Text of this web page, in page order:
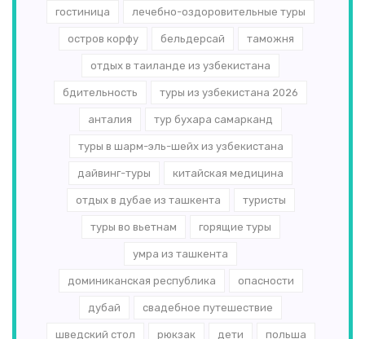
гостиница лечебно-оздоровительные туры
остров корфу бельдерсай таможня
отдых в таиланде из узбекистана
бдительность туры из узбекистана 2026
анталия тур бухара самарканд
туры в шарм-эль-шейх из узбекистана
дайвинг-туры китайская медицина
отдых в дубае из ташкента туристы
туры во вьетнам горящие туры
умра из ташкента
доминиканская республика опасности
дубай свадебное путешествие
шведский стол рюкзак дети польша